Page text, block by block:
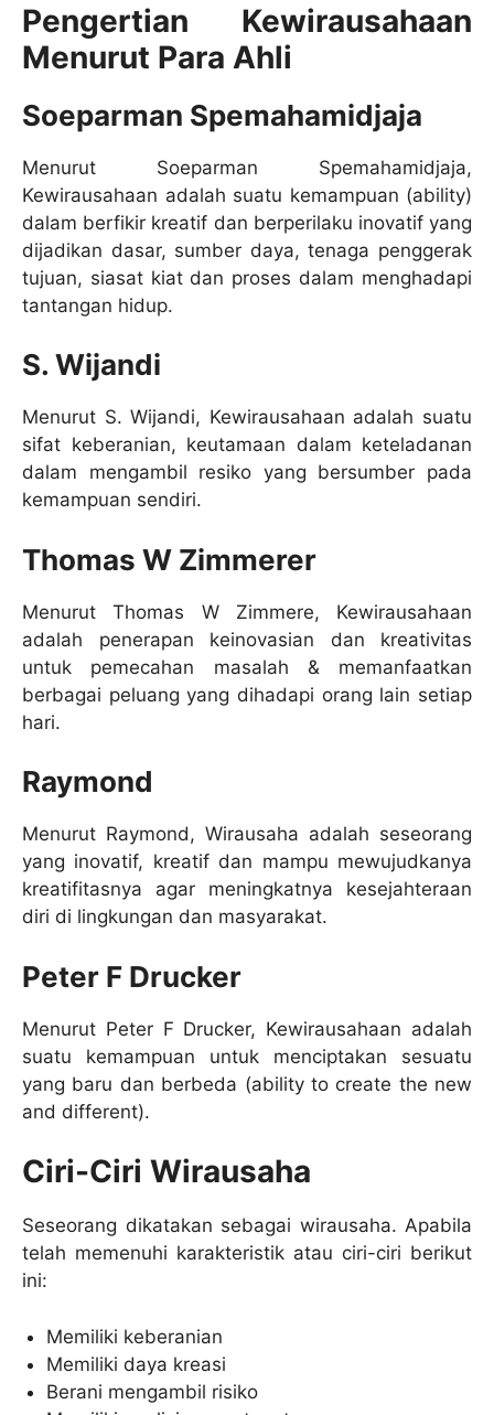
Pengertian Kewirausahaan
Menurut Para Ahli
Soeparman Spemahamidjaja
Menurut Soeparman Spemahamidjaja,
Kewirausahaan adalah suatu kemampuan (ability)
dalam berfikir kreatif dan berperilaku inovatif yang
dijadikan dasar, sumber daya, tenaga penggerak
tujuan, siasat kiat dan proses dalam menghadapi
tantangan hidup.
S. Wijandi
Menurut S. Wijandi, Kewirausahaan adalah suatu
sifat keberanian, keutamaan dalam keteladanan
dalam mengambil resiko yang bersumber pada
kemampuan sendiri.
Thomas W Zimmerer
Menurut Thomas W Zimmere, Kewirausahaan
adalah penerapan keinovasian dan kreativitas
untuk pemecahan masalah & memanfaatkan
berbagai peluang yang dihadapi orang lain setiap
hari.
Raymond
Menurut Raymond, Wirausaha adalah seseorang
yang inovatif, kreatif dan mampu mewujudkanya
kreatifitasnya agar meningkatnya kesejahteraan
diri di lingkungan dan masyarakat.
Peter F Drucker
Menurut Peter F Drucker, Kewirausahaan adalah
suatu kemampuan untuk menciptakan sesuatu
yang baru dan berbeda (ability to create the new
and different).
Ciri-Ciri Wirausaha
Seseorang dikatakan sebagai wirausaha. Apabila
telah memenuhi karakteristik atau ciri-ciri berikut
ini:
Memiliki keberanian
Memiliki daya kreasi
Berani mengambil risiko